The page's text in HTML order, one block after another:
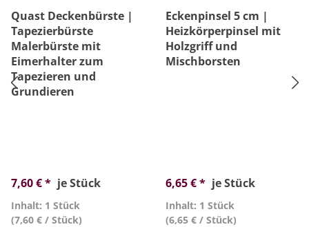
Quast Deckenbürste |
Tapezierbürste
Malerbürste mit
Eimerhalter zum
Tapezieren und
Grundieren
7,60 € * je Stück
Inhalt: 1 Stück
(7,60 € / Stück)
Eckenpinsel 5 cm |
Heizkörperpinsel mit
Holzgriff und
Mischborsten
6,65 € * je Stück
Inhalt: 1 Stück
(6,65 € / Stück)